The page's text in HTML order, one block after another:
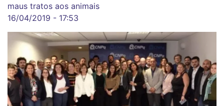
maus tratos aos animais
16/04/2019 - 17:53